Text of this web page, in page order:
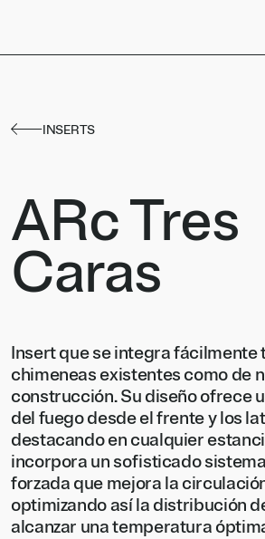
INSERTS
ARc Tres
Caras
Insert que se integra fácilmente
chimeneas existentes como de
construcción. Su diseño ofrece
del fuego desde el frente y los
destacando en cualquier
incorpora un sofisticado
forzada que mejora la
optimizando así la distribución
alcanzar una temperatura